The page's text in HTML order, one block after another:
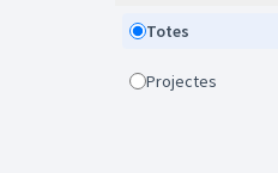
Totes
Projectes